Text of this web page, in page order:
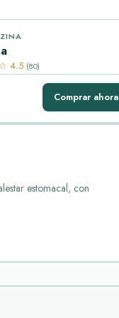
4.5 (80)
Comprar ahora
estomacal, con
populares